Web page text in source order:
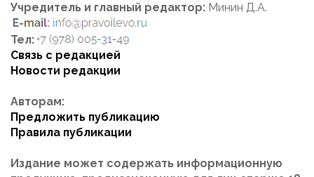
Учредитель и главный редактор: Минин Д.А.
Тел:
Связь с редакцией
Новости редакции
Авторам:
Предложить публикацию
Правила публикации
Издание может содержать информационную